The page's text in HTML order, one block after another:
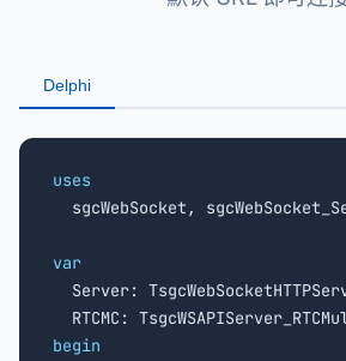
Delphi
uses
sgcWebSocket,
var
Server:
begin